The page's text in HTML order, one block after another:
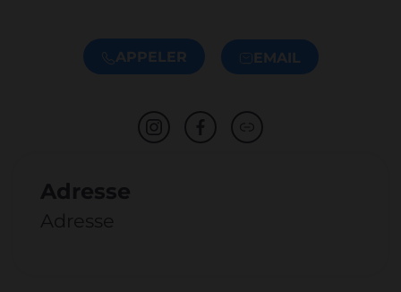
APPELER EMAIL
Adresse
Adresse